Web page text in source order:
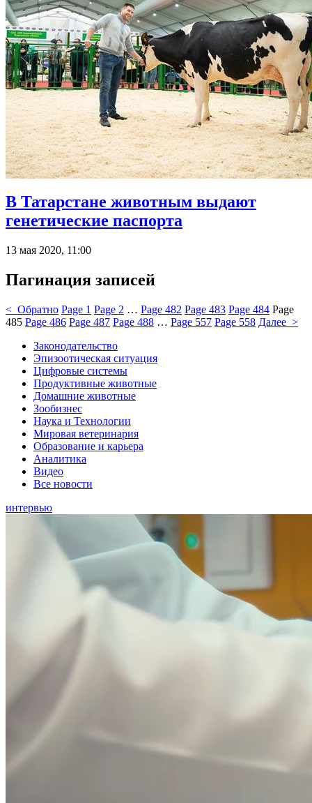
В Татарстане животным выдают
генетические паспорта
13 мая 2020, 11:00
Пагинация записей
< Обратно Page 1 Page 2 … Page 482 Page 483 Page 484 Page
485 Page 486 Page 487 Page 488 … Page 557 Page 558 Далее >
Законодательство
Эпизоотическая ситуация
Цифровые системы
Продуктивные животные
Домашние животные
Зообизнес
Наука и Технологии
Мировая ветеринария
Образование и карьера
Аналитика
Видео
Все новости
интервью